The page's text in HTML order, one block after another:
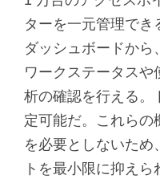
ターを一元管理でき
ダッシュボードから
ワークステータスや
析の確認を行える。
定可能だ。これらの
を必要としないため
トを最小限に抑えら